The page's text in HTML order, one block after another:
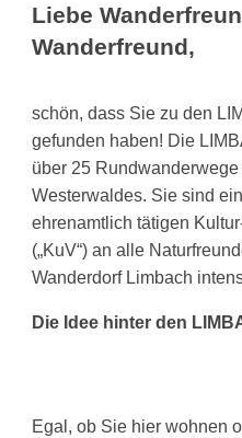
Liebe
Wanderfreund,
schön, dass Sie zu den
gefunden haben! Die
über 25
Westerwaldes. Sie sind
ehrenamtlich tätigen
(„KuV“) an alle
Wanderdorf Limbach
Die Idee hinter den
Egal, ob Sie hier wohnen